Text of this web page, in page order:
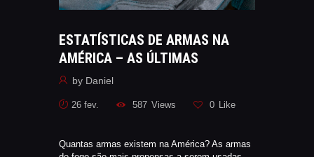
LOJA
SÓCIO
APOIO AOS CACS
ÁREA TÉCNICA
CATÁLAGOS
NORMAS EB
ESTATÍSTICAS DE ARMAS NA
AMÉRICA – AS ÚLTIMAS
by Daniel
26 fev. 587 Views 0 Like
Quantas armas existem na América? As armas